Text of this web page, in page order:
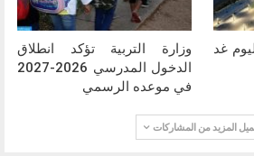
غد
وزارة التربية تؤكد انطلاق
الدخول المدرسي 2026-2027
في موعده الرسمي
المزيد من المشاركات